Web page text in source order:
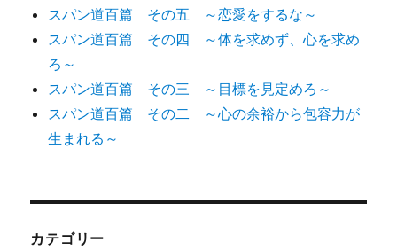
スパン道百篇 その五 ～恋愛をするな～
スパン道百篇 その四 ～体を求めず、心を求め
ろ～
スパン道百篇 その三 ～目標を見定めろ～
スパン道百篇 その二 ～心の余裕から包容力が
生まれる～
カテゴリー